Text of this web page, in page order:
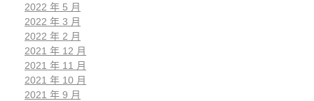
2022 年 5 月
2022 年 3 月
2022 年 2 月
2021 年 12 月
2021 年 11 月
2021 年 10 月
2021 年 9 月